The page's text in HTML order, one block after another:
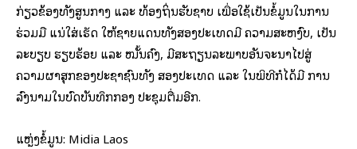
ກ່ຽວຂ້ອງທັງສູນກາງ ແລະ ທ້ອງຖິ່ນຮັບຊາບ ເພື່ອໃຊ້ເປັນຂໍ້ມູນໃນການ
ຮ່ວມມື ແນ່ໃສ່ເຮັດ ໃຫ້ຊາຍແດນທັງສອງປະເທດມີ ຄວາມສະຫງົບ, ເປັນ
ລະບຽບ ຮຽບຮ້ອຍ ແລະ ໝັ້ນຄົງ, ມີສະຖຽນລະພາບອັນຈະນຳໄປສູ່
ຄວາມຜາສຸກຂອງປະຊາຊົນທັງ ສອງປະເທດ ແລະ ໃນພິທີກໍໄດ້ມີ ການ
ລົງນາມໃນບົດບັນທຶກກອງ ປະຊຸມຕື່ມອີກ.
ແຫຼ່ງຂໍ້ມູນ: Midia Laos